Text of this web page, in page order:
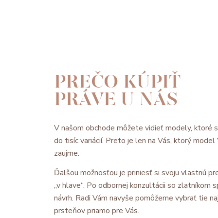
PREČO KÚPIŤ
PRÁVE U NÁS
V našom obchode môžete vidieť modely, ktoré
do tisíc variácií. Preto je len na Vás, ktorý model
zaujme.
Ďalšou možnosťou je priniesť si svoju vlastnú
„v hlave“. Po odbornej konzultácii so zlatníkom
návrh. Radi Vám navyše pomôžeme vybrať tie
prsteňov priamo pre Vás.